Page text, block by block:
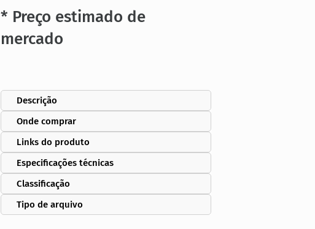
* Preço estimado de
mercado
Descrição
Onde comprar
Links do produto
Especificações técnicas
Classificação
Tipo de arquivo